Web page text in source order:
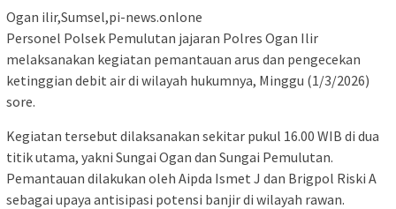
Ogan ilir,Sumsel,pi-news.onlone
Personel Polsek Pemulutan jajaran Polres Ogan Ilir
melaksanakan kegiatan pemantauan arus dan pengecekan
ketinggian debit air di wilayah hukumnya, Minggu (1/3/2026)
sore.
Kegiatan tersebut dilaksanakan sekitar pukul 16.00 WIB di dua
titik utama, yakni Sungai Ogan dan Sungai Pemulutan.
Pemantauan dilakukan oleh Aipda Ismet J dan Brigpol Riski A
sebagai upaya antisipasi potensi banjir di wilayah rawan.